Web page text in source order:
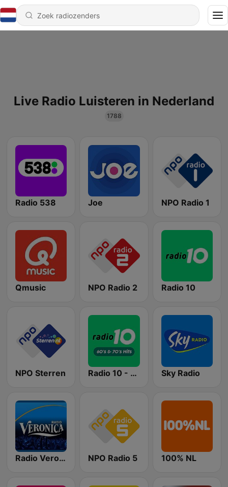
Live Radio Luisteren in Nederland
1788
Radio 538 Joe NPO Radio 1
Qmusic NPO Radio 2 Radio 10
NPO Sterren Radio 10 - 60s & 70s Hits Sky Radio
Radio Veronica NPO Radio 5 100% NL